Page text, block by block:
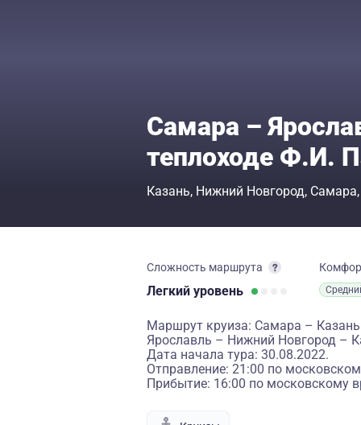
Самара –
теплоходе Ф.И.
Казань Нижний Новгород Самара
Сложность маршрута
Легкий уровень
Маршрут круиза: Самара –
Ярославль – Нижний Новгород –
Дата начала тура: 30.08.2022.
Отправление: 21:00 по
Прибытие: 16:00 по московскому